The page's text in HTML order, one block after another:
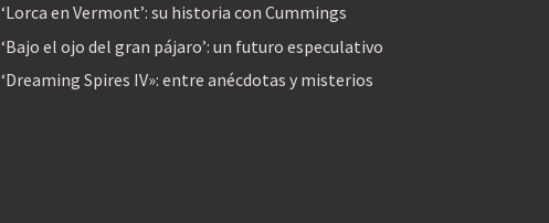
‘Lorca en Vermont’: su historia con Cummings
‘Bajo el ojo del gran pájaro’: un futuro especulativo
‘Dreaming Spires IV»: entre anécdotas y misterios